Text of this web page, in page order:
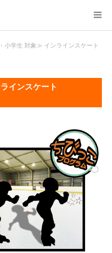
小学生 対象≫ インラインスケート
インスケート